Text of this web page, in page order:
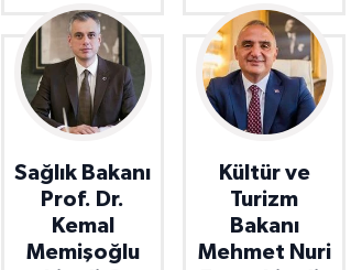
Sağlık Bakanı
Prof. Dr.
Kemal
Memişoğlu
Kültür ve
Turizm
Bakanı
Mehmet Nuri